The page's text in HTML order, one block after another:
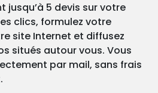
5 devis sur votre
clics, formulez votre
site Internet et diffusez
situés autour vous. Vous
par mail, sans frais